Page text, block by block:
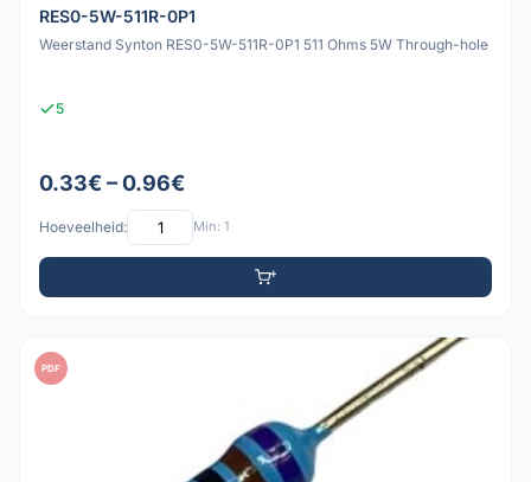
RES0-5W-511R-0P1
Weerstand Synton RES0-5W-511R-0P1 511 Ohms 5W Through-hole
5
0.33€ – 0.96€
Hoeveelheid: Min: 1
PDF